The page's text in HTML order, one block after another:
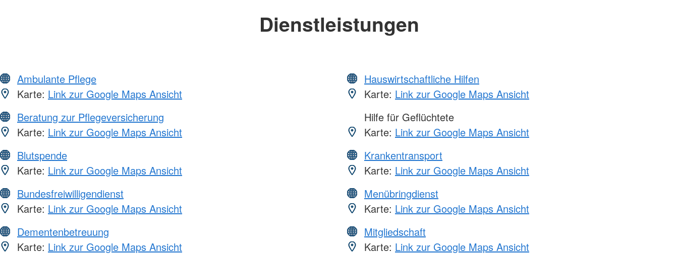
Dienstleistungen
Ambulante Pflege
Karte: Link zur Google Maps Ansicht
Beratung zur Pflegeversicherung
Karte: Link zur Google Maps Ansicht
Blutspende
Karte: Link zur Google Maps Ansicht
Bundesfreiwilligendienst
Karte: Link zur Google Maps Ansicht
Dementenbetreuung
Karte: Link zur Google Maps Ansicht
Hauswirtschaftliche Hilfen
Karte: Link zur Google Maps Ansicht
Hilfe für Geflüchtete
Karte: Link zur Google Maps Ansicht
Krankentransport
Karte: Link zur Google Maps Ansicht
Menübringdienst
Karte: Link zur Google Maps Ansicht
Mitgliedschaft
Karte: Link zur Google Maps Ansicht